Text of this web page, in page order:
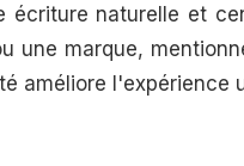
écriture naturelle et
une marque,
améliore